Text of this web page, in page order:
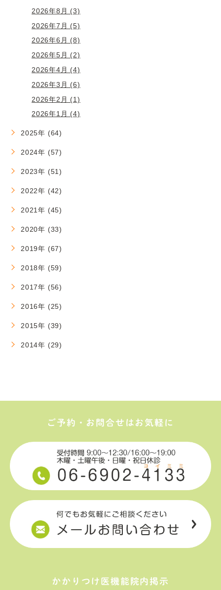
2026年8月 (3)
2026年7月 (5)
2026年6月 (8)
2026年5月 (2)
2026年4月 (4)
2026年3月 (6)
2026年2月 (1)
2026年1月 (4)
2025年 (64)
2024年 (57)
2023年 (51)
2022年 (42)
2021年 (45)
2020年 (33)
2019年 (67)
2018年 (59)
2017年 (56)
2016年 (25)
2015年 (39)
2014年 (29)
ご予約・お問合せはお気軽に
かかりつけ医機能院内掲示